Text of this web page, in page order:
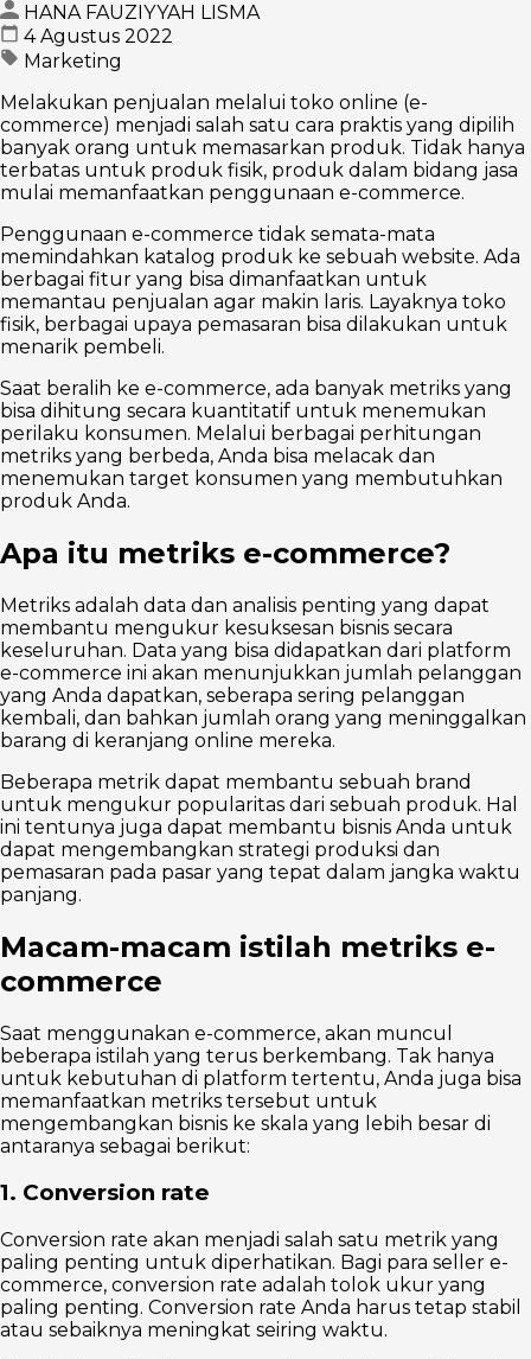
HANA FAUZIYYAH LISMA
4 Agustus 2022
Marketing
Melakukan penjualan melalui toko online (e-
commerce) menjadi salah satu cara praktis yang dipilih
banyak orang untuk memasarkan produk. Tidak hanya
terbatas untuk produk fisik, produk dalam bidang jasa
mulai memanfaatkan penggunaan e-commerce.
Penggunaan e-commerce tidak semata-mata
memindahkan katalog produk ke sebuah website. Ada
berbagai fitur yang bisa dimanfaatkan untuk
memantau penjualan agar makin laris. Layaknya toko
fisik, berbagai upaya pemasaran bisa dilakukan untuk
menarik pembeli.
Saat beralih ke e-commerce, ada banyak metriks yang
bisa dihitung secara kuantitatif untuk menemukan
perilaku konsumen. Melalui berbagai perhitungan
metriks yang berbeda, Anda bisa melacak dan
menemukan target konsumen yang membutuhkan
produk Anda.
Apa itu metriks e-commerce?
Metriks adalah data dan analisis penting yang dapat
membantu mengukur kesuksesan bisnis secara
keseluruhan. Data yang bisa didapatkan dari platform
e-commerce ini akan menunjukkan jumlah pelanggan
yang Anda dapatkan, seberapa sering pelanggan
kembali, dan bahkan jumlah orang yang meninggalkan
barang di keranjang online mereka.
Beberapa metrik dapat membantu sebuah brand
untuk mengukur popularitas dari sebuah produk. Hal
ini tentunya juga dapat membantu bisnis Anda untuk
dapat mengembangkan strategi produksi dan
pemasaran pada pasar yang tepat dalam jangka waktu
panjang.
Macam-macam istilah metriks e-
commerce
Saat menggunakan e-commerce, akan muncul
beberapa istilah yang terus berkembang. Tak hanya
untuk kebutuhan di platform tertentu, Anda juga bisa
memanfaatkan metriks tersebut untuk
mengembangkan bisnis ke skala yang lebih besar di
antaranya sebagai berikut:
1. Conversion rate
Conversion rate akan menjadi salah satu metrik yang
paling penting untuk diperhatikan. Bagi para seller e-
commerce, conversion rate adalah tolok ukur yang
paling penting. Conversion rate Anda harus tetap stabil
atau sebaiknya meningkat seiring waktu.